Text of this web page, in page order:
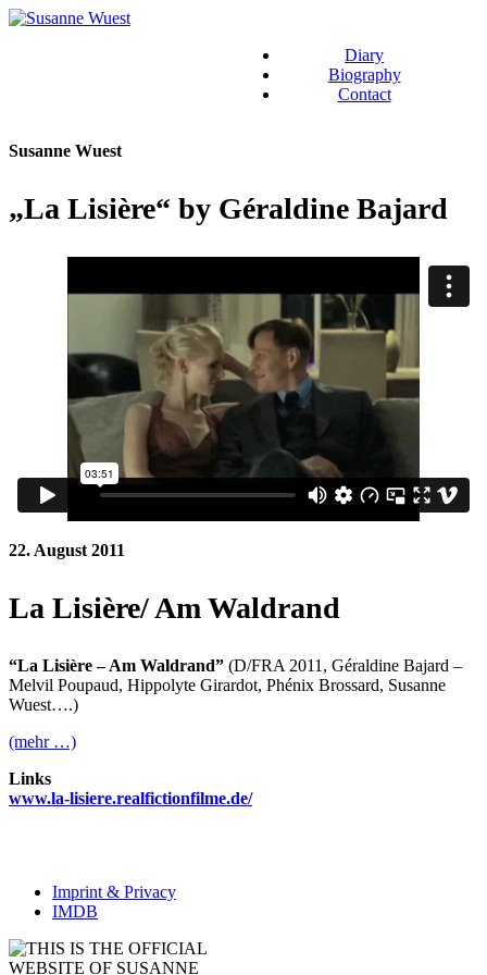
Diary
Biography
Contact
Susanne Wuest
„La Lisière“ by Géraldine Bajard
22. August 2011
La Lisière/ Am Waldrand
“La Lisière – Am Waldrand” (D/FRA 2011, Géraldine Bajard –
Melvil Poupaud, Hippolyte Girardot, Phénix Brossard, Susanne
Wuest….)
(mehr …)
Links
www.la-lisiere.realfictionfilme.de/
Imprint & Privacy
IMDB